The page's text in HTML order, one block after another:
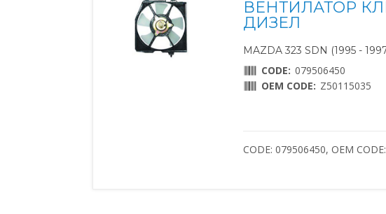
ВЕНТИЛАТОР
ДИЗЕЛ
MAZDA 323 SDN (1995 -
CODE: 079506450
OEM CODE: Z50115035
CODE: 079506450, OEM